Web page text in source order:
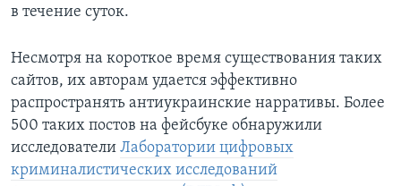
в течение суток.
Несмотря на короткое время существования таких
сайтов, их авторам удается эффективно
распространять антиукраинские нарративы. Более
500 таких постов на фейсбуке обнаружили
исследователи Лаборатории цифровых
криминалистических исследований